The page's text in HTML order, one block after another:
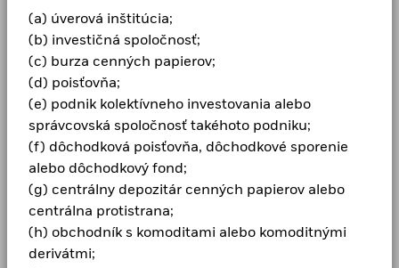
(a) úverová inštitúcia;
(b) investičná spoločnosť;
(c) burza cenných papierov;
(d) poisťovňa;
(e) podnik kolektívneho investovania alebo
správcovská spoločnosť takéhoto podniku;
(f) dôchodková poisťovňa, dôchodkové sporenie
alebo dôchodkový fond;
(g) centrálny depozitár cenných papierov alebo
centrálna protistrana;
(h) obchodník s komoditami alebo komoditnými
derivátmi;
správcu investícií a dôverníka našich klientov je
pomáhať každému, aby sa cítil finančne dobre. Od
roku 1999 sme popredným poskytovateľom
finančných technológií a naši klienti sa na nás
obracajú so žiadosťou o riešenia, ktoré potrebujú pri
plánovaní svojich najdôležitejších cieľov.
CORPORATE
Kariéra